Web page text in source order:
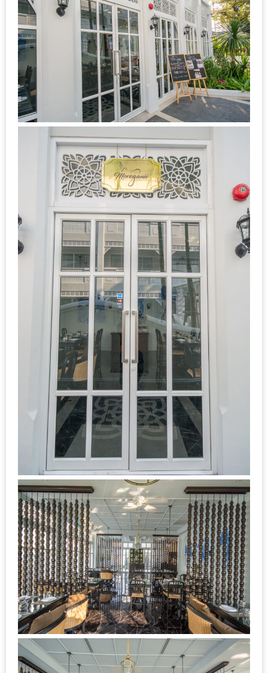
งาน
โปร
โม
ชั่น
สำหรับ
คน
รัก
บ้าน
มากมาย
MAPS
MY
ACCOUNT
NEW
FACEBOOK
TIMELINE
POLICY
OKTOBERFEST
ครั้ง
ที่
2
เทศกาล
เบียร์
ที่
ใหญ่
ที่สุด
ใน
โลก
กับ
โรง
แรม
ฮอ